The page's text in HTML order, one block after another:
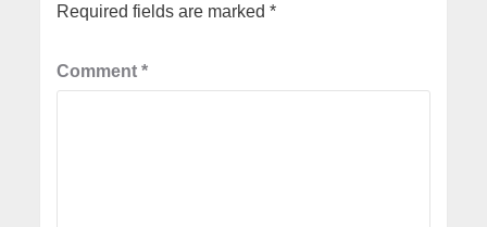
Required fields are marked*
Comment*